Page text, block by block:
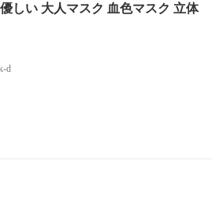
しい 大人マスク 血色マスク 立体
d